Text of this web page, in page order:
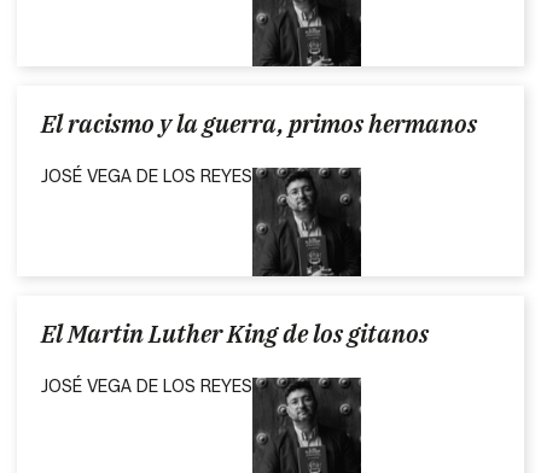
El racismo y la guerra, primos hermanos
JOSÉ VEGA DE LOS REYES
El Martin Luther King de los gitanos
JOSÉ VEGA DE LOS REYES